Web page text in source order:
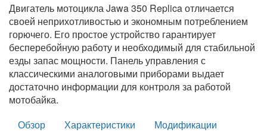
Двигатель мотоцикла Jawa 350 Replica отличается
своей неприхотливостью и экономным потреблением
горючего. Его простое устройство гарантирует
бесперебойную работу и необходимый для стабильной
езды запас мощности. Панель управления с
классическими аналоговыми приборами выдает
достаточно информации для контроля за работой
мотобайка.
Обзор
Характеристики
Модификации